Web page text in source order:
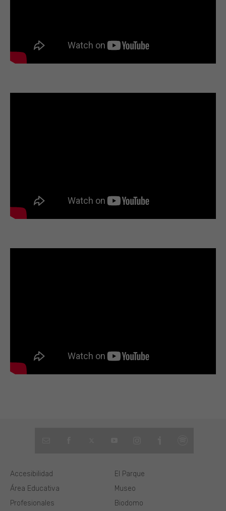
El Parque
Museo
Biodomo
Área Educativa
Profesionales
Accesibilidad